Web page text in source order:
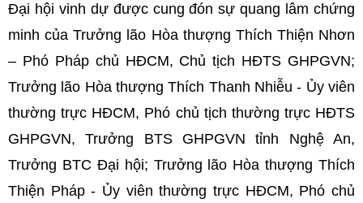
Đại hội vinh dự được cung đón sự quang lâm chứng
minh của Trưởng lão Hòa thượng Thích Thiện Nhơn
– Phó Pháp chủ HĐCM, Chủ tịch HĐTS GHPGVN;
Trưởng lão Hòa thượng Thích Thanh Nhiễu - Ủy viên
thường trực HĐCM, Phó chủ tịch thường trực HĐTS
GHPGVN, Trưởng BTS GHPGVN tỉnh Nghệ An,
Trưởng BTC Đại hội; Trưởng lão Hòa thượng Thích
Thiện Pháp - Ủy viên thường trực HĐCM, Phó chủ